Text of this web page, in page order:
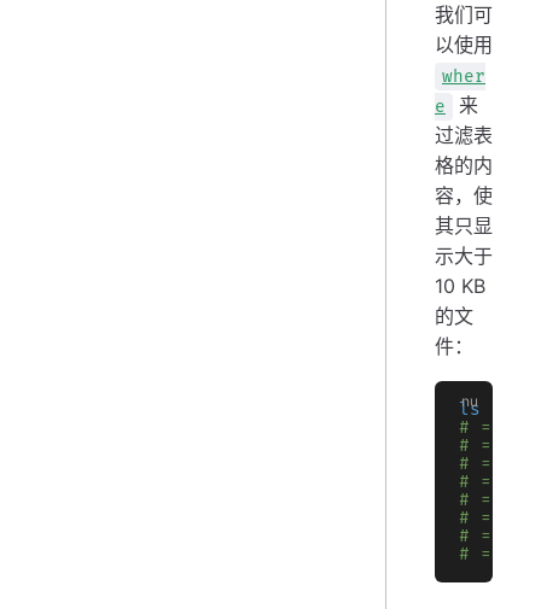
我们可
以使用
wher
e
来
过滤表
格的内
容，使
其只显
示大于
10 KB
的文
件：
ls
# =>
# =>
# =>
# => │
# => │
# => │
# => │
# =>